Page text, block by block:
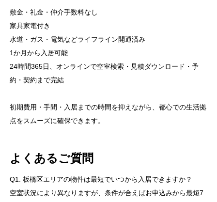
敷金・礼金・仲介手数料なし
家具家電付き
水道・ガス・電気などライフライン開通済み
1か月から入居可能
24時間365日、オンラインで空室検索・見積ダウンロード・予
約・契約まで完結
初期費用・手間・入居までの時間を抑えながら、都心での生活拠
点をスムーズに確保できます。
よくあるご質問
Q1. 板橋区エリアの物件は最短でいつから入居できますか？
空室状況により異なりますが、条件が合えばお申込みから最短7